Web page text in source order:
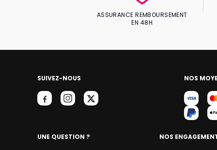
ASSURANCE REMBOURSEMENT
EN 48H
SUIVEZ-NOUS NOS
UNE QUESTION ? NOS